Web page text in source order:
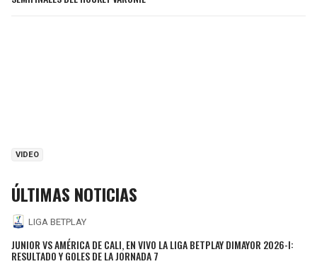
VIDEO
ÚLTIMAS NOTICIAS
LIGA BETPLAY
JUNIOR VS AMÉRICA DE CALI, EN VIVO LA LIGA BETPLAY DIMAYOR 2026-I:
RESULTADO Y GOLES DE LA JORNADA 7